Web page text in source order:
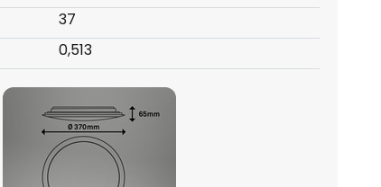
37
0,513